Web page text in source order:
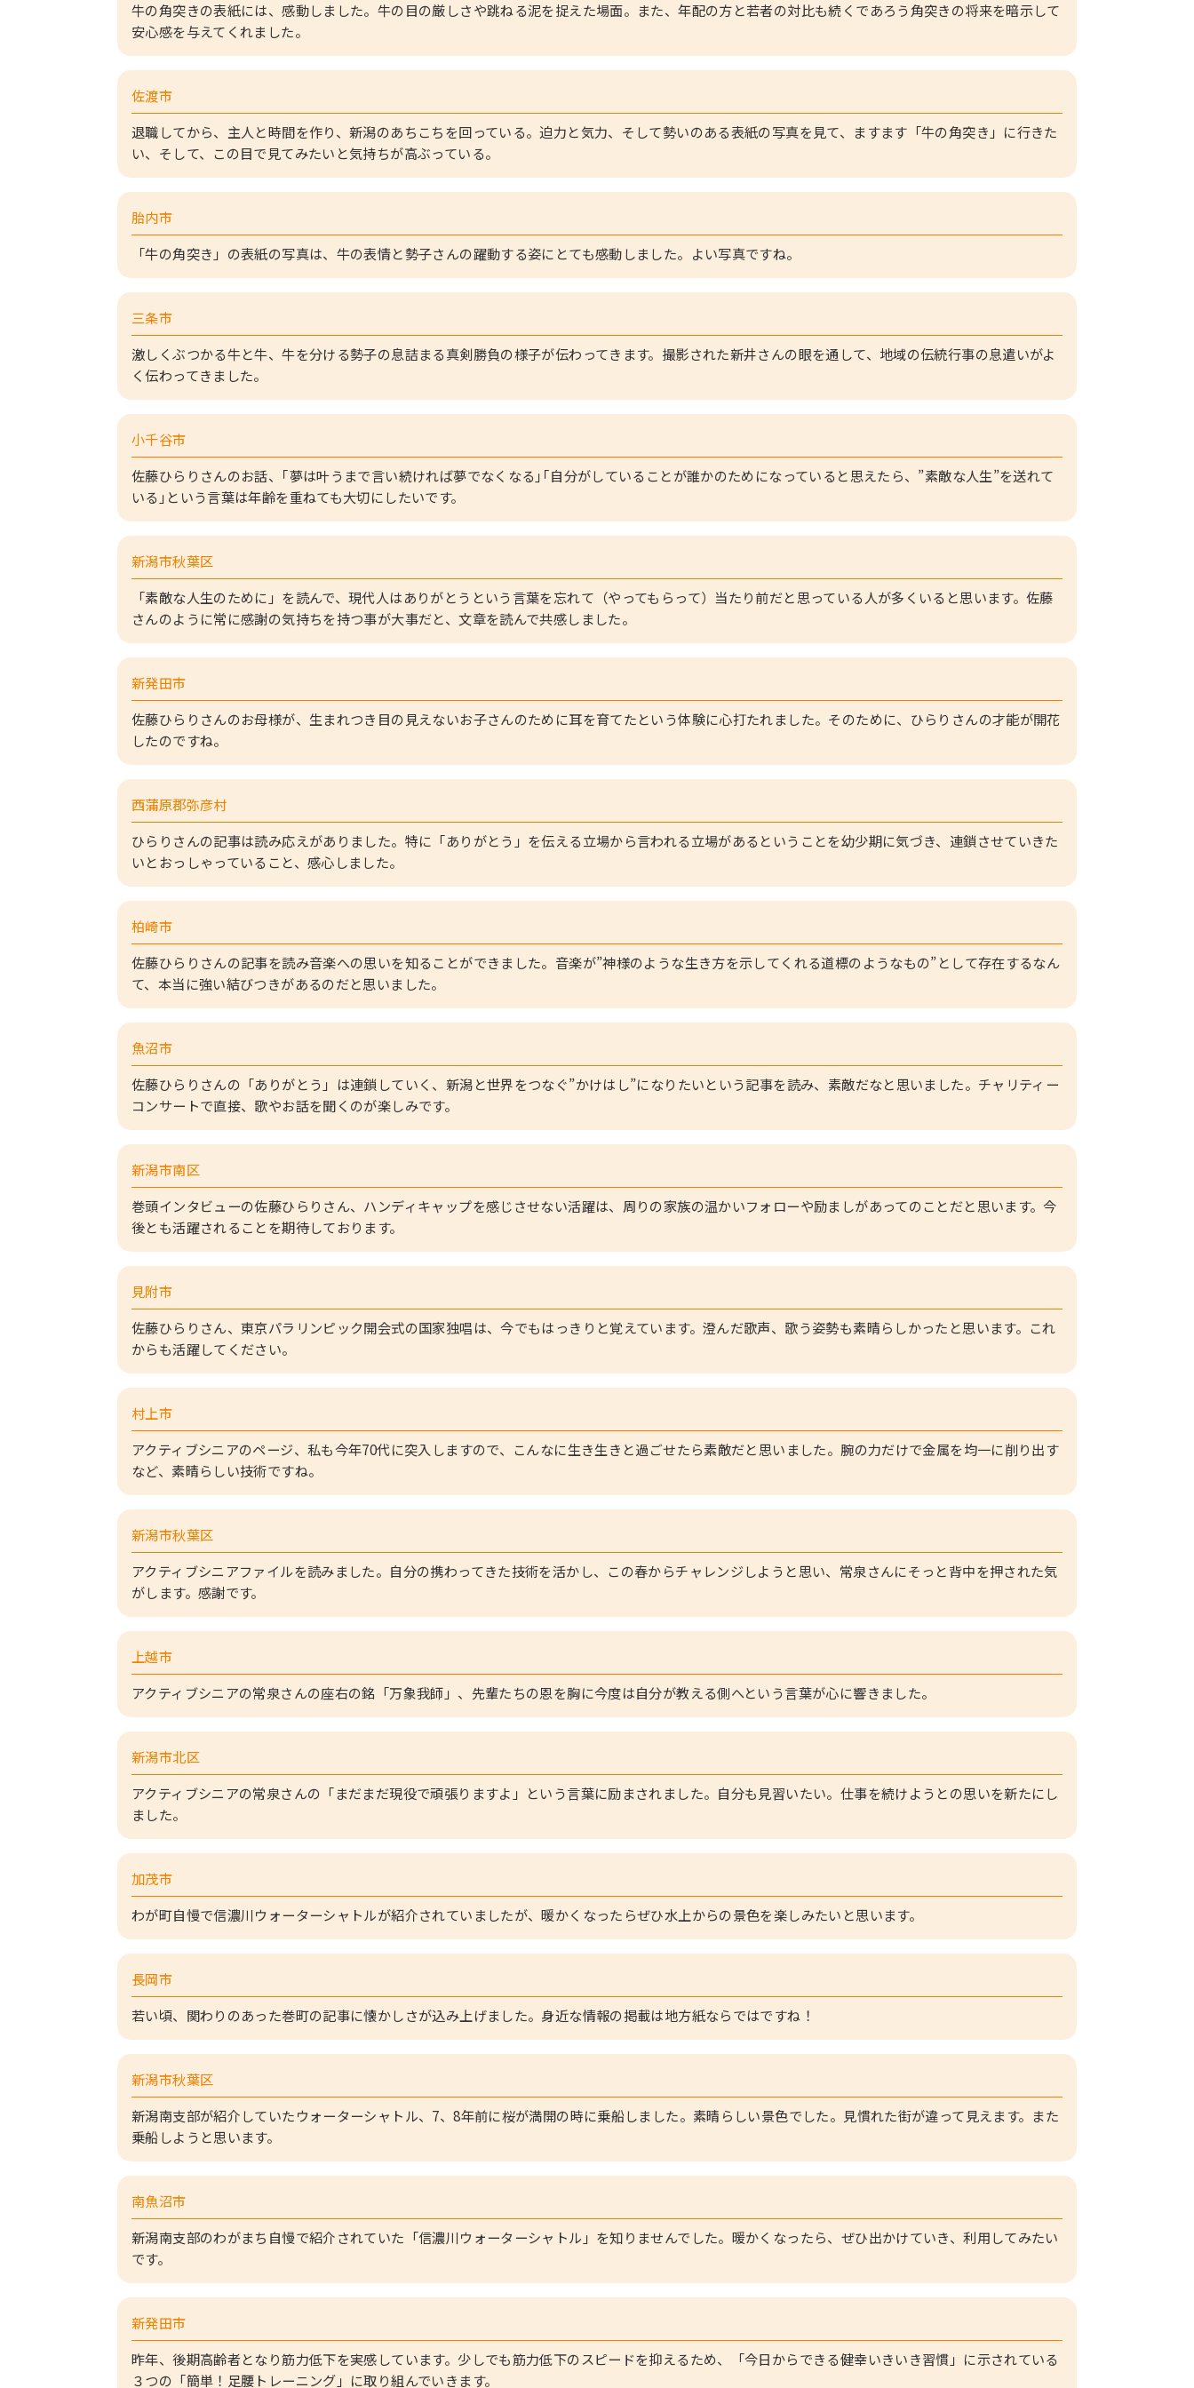
牛の角突きの表紙には、感動しました。牛の目の厳しさや跳ねる泥を捉えた場面。また、年配の方と若者の対比も続くであろう角突きの将来を暗示して
安心感を与えてくれました。
佐渡市
退職してから、主人と時間を作り、新潟のあちこちを回っている。迫力と気力、そして勢いのある表紙の写真を見て、ますます「牛の角突き」に行きた
い、そして、この目で見てみたいと気持ちが高ぶっている。
胎内市
「牛の角突き」の表紙の写真は、牛の表情と勢子さんの躍動する姿にとても感動しました。よい写真ですね。
三条市
激しくぶつかる牛と牛、牛を分ける勢子の息詰まる真剣勝負の様子が伝わってきます。撮影された新井さんの眼を通して、地域の伝統行事の息遣いがよ
く伝わってきました。
小千谷市
佐藤ひらりさんのお話、｢夢は叶うまで言い続ければ夢でなくなる｣｢自分がしていることが誰かのためになっていると思えたら、”素敵な人生”を送れて
いる｣という言葉は年齢を重ねても大切にしたいです。
新潟市秋葉区
「素敵な人生のために」を読んで、現代人はありがとうという言葉を忘れて（やってもらって）当たり前だと思っている人が多くいると思います。佐藤
さんのように常に感謝の気持ちを持つ事が大事だと、文章を読んで共感しました。
新発田市
佐藤ひらりさんのお母様が、生まれつき目の見えないお子さんのために耳を育てたという体験に心打たれました。そのために、ひらりさんの才能が開花
したのですね。
西蒲原郡弥彦村
ひらりさんの記事は読み応えがありました。特に「ありがとう」を伝える立場から言われる立場があるということを幼少期に気づき、連鎖させていきた
いとおっしゃっていること、感心しました。
柏崎市
佐藤ひらりさんの記事を読み音楽への思いを知ることができました。音楽が”神様のような生き方を示してくれる道標のようなもの”として存在するなん
て、本当に強い結びつきがあるのだと思いました。
魚沼市
佐藤ひらりさんの「ありがとう」は連鎖していく、新潟と世界をつなぐ”かけはし”になりたいという記事を読み、素敵だなと思いました。チャリティー
コンサートで直接、歌やお話を聞くのが楽しみです。
新潟市南区
巻頭インタビューの佐藤ひらりさん、ハンディキャップを感じさせない活躍は、周りの家族の温かいフォローや励ましがあってのことだと思います。今
後とも活躍されることを期待しております。
見附市
佐藤ひらりさん、東京パラリンピック開会式の国家独唱は、今でもはっきりと覚えています。澄んだ歌声、歌う姿勢も素晴らしかったと思います。これ
からも活躍してください。
村上市
アクティブシニアのページ、私も今年70代に突入しますので、こんなに生き生きと過ごせたら素敵だと思いました。腕の力だけで金属を均一に削り出す
など、素晴らしい技術ですね。
新潟市秋葉区
アクティブシニアファイルを読みました。自分の携わってきた技術を活かし、この春からチャレンジしようと思い、常泉さんにそっと背中を押された気
がします。感謝です。
上越市
アクティブシニアの常泉さんの座右の銘「万象我師」、先輩たちの恩を胸に今度は自分が教える側へという言葉が心に響きました。
新潟市北区
アクティブシニアの常泉さんの「まだまだ現役で頑張りますよ」という言葉に励まされました。自分も見習いたい。仕事を続けようとの思いを新たにし
ました。
加茂市
わが町自慢で信濃川ウォーターシャトルが紹介されていましたが、暖かくなったらぜひ水上からの景色を楽しみたいと思います。
長岡市
若い頃、関わりのあった巻町の記事に懐かしさが込み上げました。身近な情報の掲載は地方紙ならではですね！
新潟市秋葉区
新潟南支部が紹介していたウォーターシャトル、7、8年前に桜が満開の時に乗船しました。素晴らしい景色でした。見慣れた街が違って見えます。また
乗船しようと思います。
南魚沼市
新潟南支部のわがまち自慢で紹介されていた「信濃川ウォーターシャトル」を知りませんでした。暖かくなったら、ぜひ出かけていき、利用してみたい
です。
新発田市
昨年、後期高齢者となり筋力低下を実感しています。少しでも筋力低下のスピードを抑えるため、「今日からできる健幸いきいき習慣」に示されている
３つの「簡単！足腰トレーニング」に取り組んでいきます。